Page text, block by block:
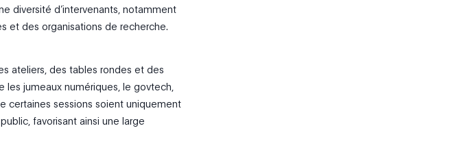
diversité d’intervenants, notamment
et des organisations de recherche.
ateliers, des tables rondes et des
jumeaux numériques, le govtech,
certaines sessions soient uniquement
favorisant ainsi une large